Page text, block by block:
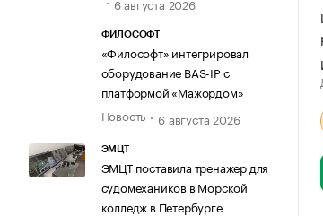
6 августа 2026
ФИЛОСОФТ
«Философт» интегрировал
оборудование BAS-IP с
платформой «Мажордом»
Новость
6 августа 2026
ЭМЦТ
ЭМЦТ поставила тренажер для
судомехаников в Морской
колледж в Петербурге